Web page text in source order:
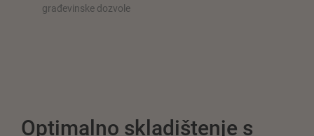
građevinske dozvole
Optimalno skladištenje s